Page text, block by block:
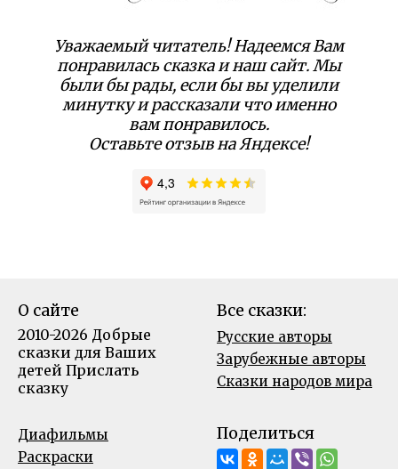
Уважаемый читатель! Надеемся Вам
понравилась сказка и наш сайт. Мы
были бы рады, если бы вы уделили
минутку и рассказали что именно
вам понравилось.
Оставьте отзыв на Яндексе!
О сайте
2010-2026 Добрые
сказки для Ваших
детей Прислать
сказку
Все сказки:
Русские авторы
Зарубежные авторы
Сказки народов мира
Диафильмы
Раскраски
Поделиться